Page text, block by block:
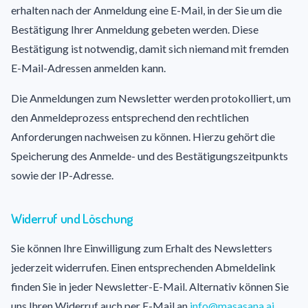
erhalten nach der Anmeldung eine E-Mail, in der Sie um die
Bestätigung Ihrer Anmeldung gebeten werden. Diese
Bestätigung ist notwendig, damit sich niemand mit fremden
E-Mail-Adressen anmelden kann.
Die Anmeldungen zum Newsletter werden protokolliert, um
den Anmeldeprozess entsprechend den rechtlichen
Anforderungen nachweisen zu können. Hierzu gehört die
Speicherung des Anmelde- und des Bestätigungszeitpunkts
sowie der IP-Adresse.
Widerruf und Löschung
Sie können Ihre Einwilligung zum Erhalt des Newsletters
jederzeit widerrufen. Einen entsprechenden Abmeldelink
finden Sie in jeder Newsletter-E-Mail. Alternativ können Sie